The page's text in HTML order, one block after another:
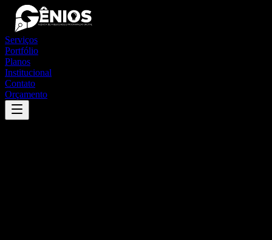
Serviços
Portfólio
Planos
Institucional
Contato
Orçamento